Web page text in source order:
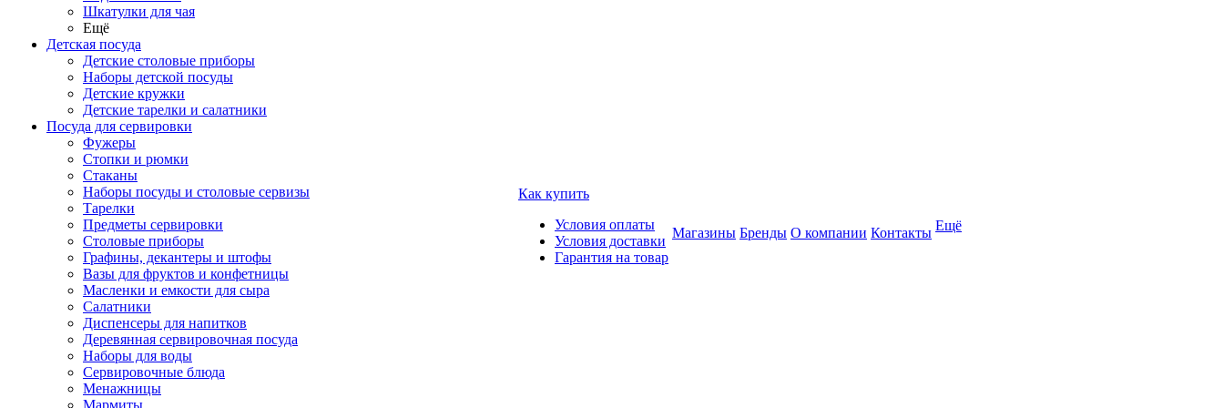
Шкатулки для чая
Ещё
Детская посуда
Детские столовые приборы
Наборы детской посуды
Детские кружки
Детские тарелки и салатники
Посуда для сервировки
Фужеры
Стопки и рюмки
Стаканы
Наборы посуды и столовые сервизы
Тарелки
Предметы сервировки
Столовые приборы
Графины, декантеры и штофы
Вазы для фруктов и конфетницы
Масленки и емкости для сыра
Салатники
Диспенсеры для напитков
Деревянная сервировочная посуда
Наборы для воды
Сервировочные блюда
Менажницы
Мармиты
Как купить
Условия оплаты
Условия доставки
Гарантия на товар
Магазины Бренды О компании Контакты Ещё